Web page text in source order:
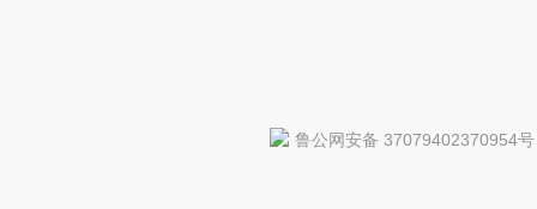
鲁公网安备 37079402370954号